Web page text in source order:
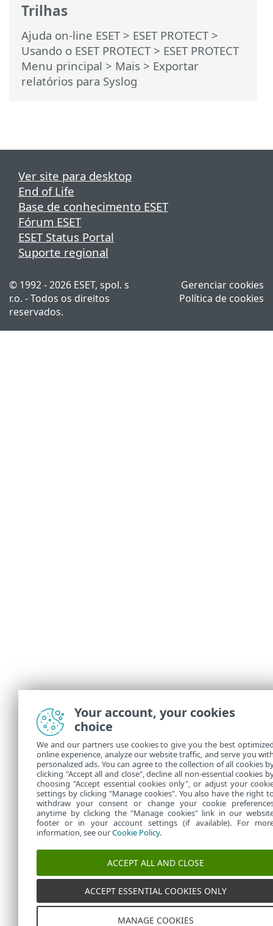
Trilhas
Ajuda on-line ESET> ESET PROTECT>
Usando o ESET PROTECT> ESET PROTECT
Menu principal > Mais > Exportar
relatórios para Syslog
Ver site para desktop
End of Life
Base de conhecimento ESET
Fórum ESET
ESET Status Portal
Suporte regional
© 1992 - 2026 ESET, spol. s
r.o. - Todos os direitos
reservados.
Gerenciar cookies
Política de cookies
Your account, your cookies
choice
We and our partners use cookies to give you the best
online experience, analyze our website traffic, and serve you
personalized ads. You can agree to the collection of all cookies
clicking "Accept all and close", decline all non-essential cookies
choosing "Accept essential cookies only", or adjust your
settings by clicking "Manage cookies". You also have the right
withdraw your consent or change your cookie
anytime by clicking the "Manage cookies" link in our
footer or in your account settings (if available). For
information, see ourCookie Policy.
ACCEPT ALL AND CLOSE
ACCEPT ESSENTIAL COOKIES ONLY
MANAGE COOKIES